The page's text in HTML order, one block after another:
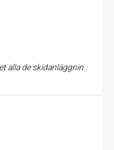
som besöker fjällen. Servicen är alltid på topp, det är lätt att boka och få svar på frågor man har. Jag hoppas att Skistar kommer fortsätta att förvalta de svenska skidanläggningarna.